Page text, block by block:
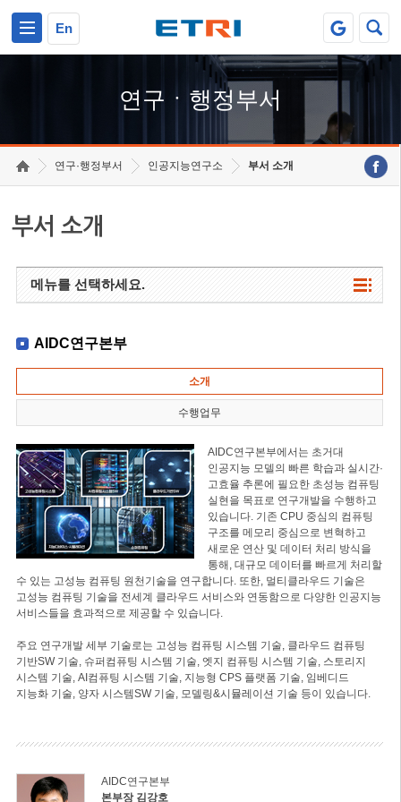
En
연구ㆍ행정부서
연구·행정부서 인공지능연구소 부서 소개
부서 소개
메뉴를 선택하세요.
AIDC연구본부
소개
수행업무
AIDC연구본부에서는 초거대
인공지능 모델의 빠른 학습과 실시간·
고효율 추론에 필요한 초성능 컴퓨팅
실현을 목표로 연구개발을 수행하고
있습니다. 기존 CPU 중심의 컴퓨팅
구조를 메모리 중심으로 변혁하고
새로운 연산 및 데이터 처리 방식을
통해, 대규모 데이터를 빠르게 처리할
수 있는 고성능 컴퓨팅 원천기술을 연구합니다. 또한, 멀티클라우드 기술은
고성능 컴퓨팅 기술을 전세계 클라우드 서비스와 연동함으로 다양한 인공지능
서비스들을 효과적으로 제공할 수 있습니다.
주요 연구개발 세부 기술로는 고성능 컴퓨팅 시스템 기술, 클라우드 컴퓨팅
기반SW 기술, 슈퍼컴퓨팅 시스템 기술, 엣지 컴퓨팅 시스템 기술, 스토리지
시스템 기술, AI컴퓨팅 시스템 기술, 지능형 CPS 플랫폼 기술, 임베디드
지능화 기술, 양자 시스템SW 기술, 모델링&시뮬레이션 기술 등이 있습니다.
AIDC연구본부
본부장 김강호